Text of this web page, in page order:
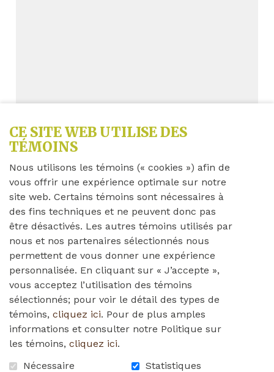
Achetez 10, obtenez-en 1
gratuit
tbd
0,00 $
DÉTAILS
CE SITE WEB UTILISE DES
TÉMOINS
Nous utilisons les témoins (« cookies ») afin de
vous offrir une expérience optimale sur notre
site web. Certains témoins sont nécessaires à
des fins techniques et ne peuvent donc pas
être désactivés. Les autres témoins utilisés par
nous et nos partenaires sélectionnés nous
permettent de vous donner une expérience
personnalisée. En cliquant sur « J’accepte »,
vous acceptez l’utilisation des témoins
sélectionnés; pour voir le détail des types de
témoins, cliquez ici. Pour de plus amples
informations et consulter notre Politique sur
les témoins, cliquez ici.
Nécessaire
Statistiques